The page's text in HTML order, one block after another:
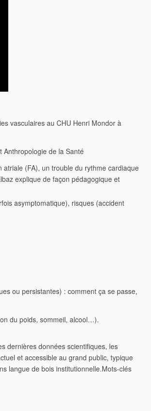
vasculaires au CHU Henri Mondor à
Anthropologie de la Santé
atriale (FA), un trouble du rythme cardiaque
explique de façon pédagogique et
asymptomatique), risques (accident
ou persistantes) : comment ça se passe,
du poids, sommeil, alcool…).
dernières données scientifiques, les
et accessible au grand public, typique
langue de bois institutionnelle.Mots-clés